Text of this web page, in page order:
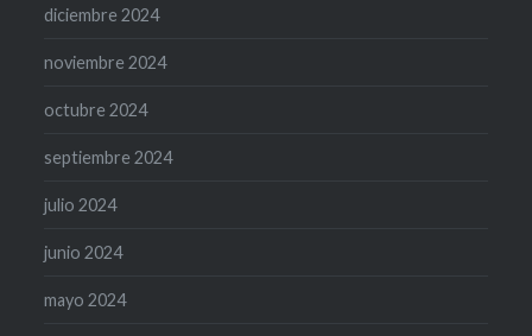
diciembre 2024
noviembre 2024
octubre 2024
septiembre 2024
julio 2024
junio 2024
mayo 2024